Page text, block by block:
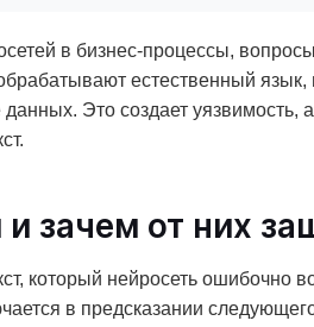
в бизнес-процессы,
естественный язык,
Это создает уязвимость,
зачем от них
который нейросеть ошибочно
в предсказании